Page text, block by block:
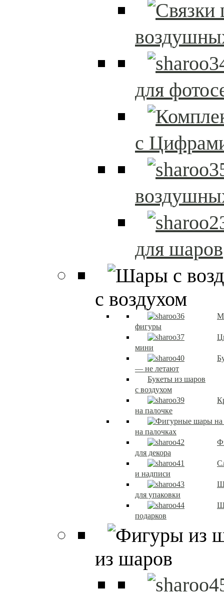
для
с
для шаров
с воздухом
фигуры
мини
— не летают
Букеты из шаров
с воздухом
на палочке
на палочках
для декора
и надписи
для упаковки
подарков
из шаров